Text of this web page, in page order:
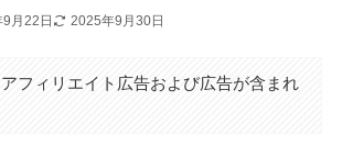
月22日 2025年9月30日
フィリエイト広告および広告が含まれ